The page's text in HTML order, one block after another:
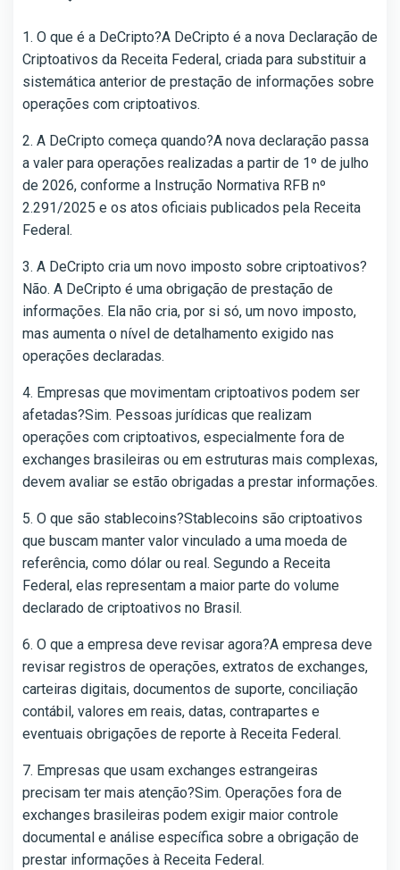
1. O que é a DeCripto?A DeCripto é a nova Declaração de
Criptoativos da Receita Federal, criada para substituir a
sistemática anterior de prestação de informações sobre
operações com criptoativos.
2. A DeCripto começa quando?A nova declaração passa
a valer para operações realizadas a partir de 1º de julho
de 2026, conforme a Instrução Normativa RFB nº
2.291/2025 e os atos oficiais publicados pela Receita
Federal.
3. A DeCripto cria um novo imposto sobre criptoativos?
Não. A DeCripto é uma obrigação de prestação de
informações. Ela não cria, por si só, um novo imposto,
mas aumenta o nível de detalhamento exigido nas
operações declaradas.
4. Empresas que movimentam criptoativos podem ser
afetadas?Sim. Pessoas jurídicas que realizam
operações com criptoativos, especialmente fora de
exchanges brasileiras ou em estruturas mais complexas,
devem avaliar se estão obrigadas a prestar informações.
5. O que são stablecoins?Stablecoins são criptoativos
que buscam manter valor vinculado a uma moeda de
referência, como dólar ou real. Segundo a Receita
Federal, elas representam a maior parte do volume
declarado de criptoativos no Brasil.
6. O que a empresa deve revisar agora?A empresa deve
revisar registros de operações, extratos de exchanges,
carteiras digitais, documentos de suporte, conciliação
contábil, valores em reais, datas, contrapartes e
eventuais obrigações de reporte à Receita Federal.
7. Empresas que usam exchanges estrangeiras
precisam ter mais atenção?Sim. Operações fora de
exchanges brasileiras podem exigir maior controle
documental e análise específica sobre a obrigação de
prestar informações à Receita Federal.